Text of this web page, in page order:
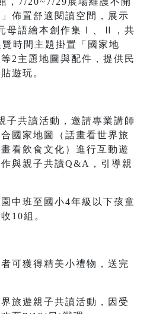
佈置舒適閱讀空間，展示
母語繪本創作集Ⅰ、Ⅱ，共
時間主題掛置「國家地
2主題地圖與配件，提供民
遊玩。
子共讀活動，邀請專業講師
國家地圖（話畫看世界旅
看飲食文化）進行互動遊
與親子共讀Q&A，引導親
中班至國小4年級以下孩童
10組。
可獲得精美小禮物，送完
旅遊親子共讀活動，因受